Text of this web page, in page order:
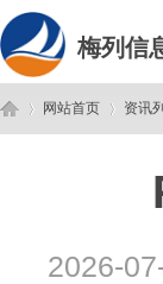
梅列信
网站首页 资讯
2026-